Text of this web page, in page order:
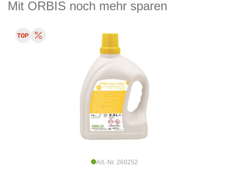
Mit ORBIS noch mehr sparen
Art.-Nr. 260252